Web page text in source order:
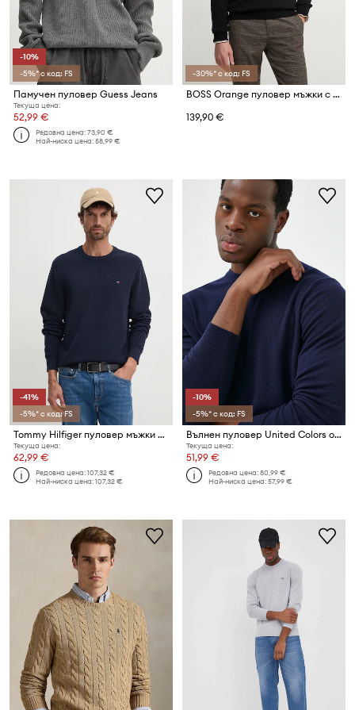
-10%
-5%* с код: FS
Памучен пуловер Guess Jeans
Текуща цена:
52,99 €
Редовна цена:73,90 €
Най-ниска цена:58,99 €
-30%* с код: FS
BOSS Orange пуловер мъжки с добавен кашмир Kanobix_S
139,90 €
-41%
-5%* с код: FS
Tommy Hilfiger пуловер мъжки от памук
Текуща цена:
62,99 €
Редовна цена:107,32 €
Най-ниска цена:107,32 €
-10%
-5%* с код: FS
Вълнен пуловер United Colors of Benetton
Текуща цена:
51,99 €
Редовна цена:80,99 €
Най-ниска цена:57,99 €